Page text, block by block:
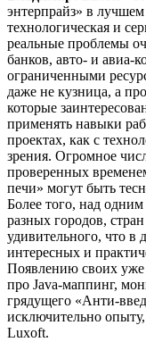
энтерпрайз» в
технологическая и
реальные проблемы
банков, авто- и авиа-
ограниченными
даже не кузница, а
которые
применять навыки
проектах, как с
зрения. Огромное
проверенных
печи» могут быть
Более того, над
разных городов,
удивительного, что в
интересных и
Появлению своих
про Java-маппинг,
грядущего «Анти-
исключительно
Luxoft.